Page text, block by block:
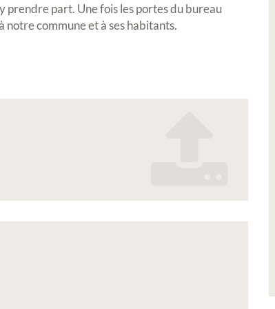
prendre part. Une fois les portes du bureau
commune et à ses habitants.
notre
Petite Ville de Demain